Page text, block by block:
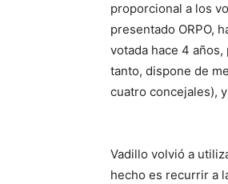
proporcional a los
presentado ORPO,
votada hace 4
tanto, dispone de
cuatro concejales),
Vadillo volvió a
hecho es recurrir a